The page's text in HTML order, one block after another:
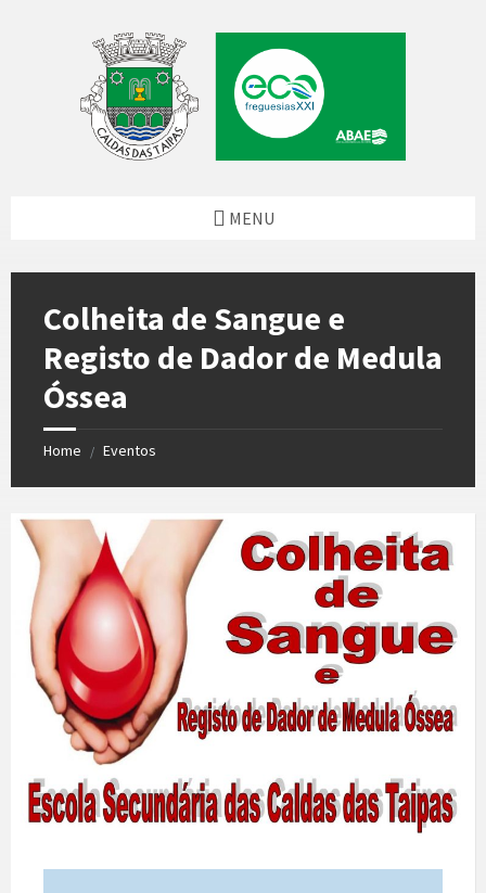
MENU
Colheita de Sangue e
Registo de Dador de Medula
Óssea
Home / Eventos